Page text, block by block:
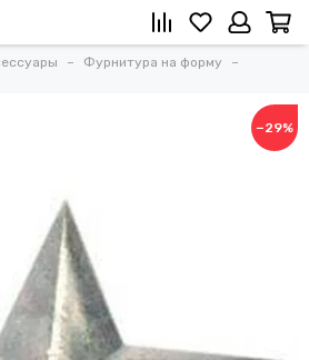
Фурнитура на форму
−29%